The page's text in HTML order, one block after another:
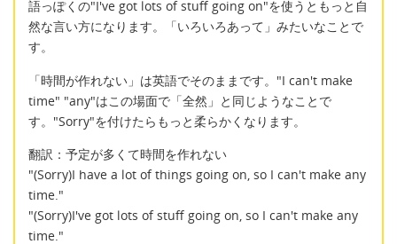
語っぽくの"I've got lots of stuff going on"を使うともっと自
然な言い方になります。「いろいろあって」みたいなことで
す。
「時間が作れない」は英語でそのままです。"I can't make
time" "any"はこの場面で「全然」と同じようなことで
す。"Sorry"を付けたらもっと柔らかくなります。
翻訳：予定が多くて時間を作れない
"(Sorry)I have a lot of things going on, so I can't make any
time."
"(Sorry)I've got lots of stuff going on, so I can't make any
time."